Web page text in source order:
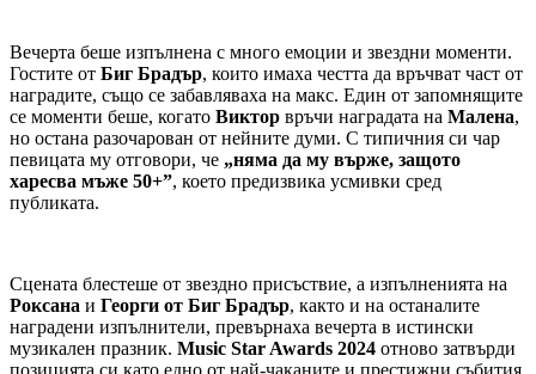
Вечерта беше изпълнена с много емоции и звездни моменти.
Гостите от Биг Брадър, които имаха честта да връчват част от
наградите, също се забавляваха на макс. Един от запомнящите
се моменти беше, когато Виктор връчи наградата на Малена,
но остана разочарован от нейните думи. С типичния си чар
певицата му отговори, че „няма да му върже, защото
харесва мъже 50+”, което предизвика усмивки сред
публиката.
Сцената блестеше от звездно присъствие, а изпълненията на
Роксана и Георги от Биг Брадър, както и на останалите
наградени изпълнители, превърнаха вечерта в истински
музикален празник. Music Star Awards 2024 отново затвърди